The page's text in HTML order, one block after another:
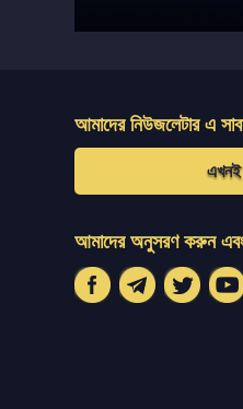
আমাদের নিউজলেটার এ
এখনই
আমাদের অনুসরণ করুন